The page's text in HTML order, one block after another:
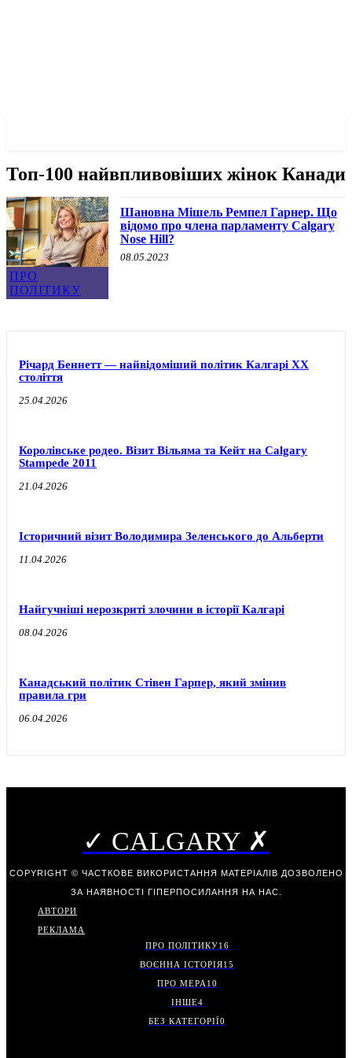
Топ-100 найвпливовіших жінок Канади
ПРО
ПОЛІТИКУ
Шановна Мішель Ремпел Гарнер. Що
відомо про члена парламенту Calgary
Nose Hill?
08.05.2023
Річард Беннетт — найвідоміший політик Калгарі XX
століття
25.04.2026
Королівське родео. Візит Вільяма та Кейт на Calgary
Stampede 2011
21.04.2026
Історичний візит Володимира Зеленського до Альберти
11.04.2026
Найгучніші нерозкриті злочини в історії Калгарі
08.04.2026
Канадський політик Стівен Гарпер, який змінив
правила гри
06.04.2026
✓ CALGARY ✗
COPYRIGHT © ЧАСТКОВЕ ВИКОРИСТАННЯ МАТЕРІАЛІВ ДОЗВОЛЕНО
ЗА НАЯВНОСТІ ГІПЕРПОСИЛАННЯ НА НАС.
АВТОРИ
РЕКЛАМА
ПРО ПОЛІТИКУ16
ВОЄННА ІСТОРІЯ15
ПРО МЕРА 10
ІНШЕ4
БЕЗ КАТЕГОРІЇ0